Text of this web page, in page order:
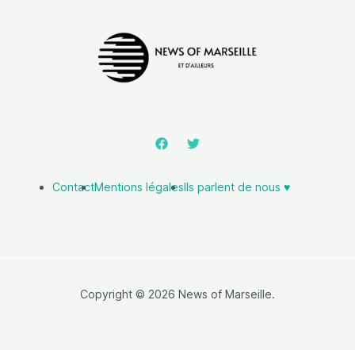
ContactMentions légalesIls parlent de nous ♥️
Copyright © 2026 News of Marseille.